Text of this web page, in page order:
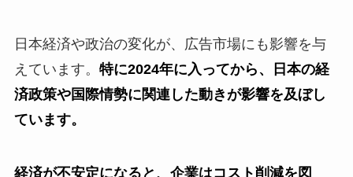
日本経済や政治の変化が、広告市場にも影響を与
えています。 特に2024年に入ってから、日本の経
済政策や国際情勢に関連した動きが影響を及ぼし
ています。
経済が不安定になると、企業はコスト削減を図